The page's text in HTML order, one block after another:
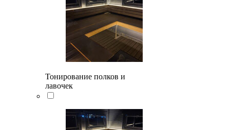
Тонирование полков и
лавочек